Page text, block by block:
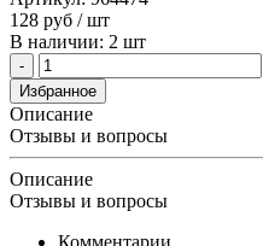
128 руб / шт
В наличии: 2 шт
Избранное
Описание
Отзывы и вопросы
Описание
Отзывы и вопросы
Комментарии